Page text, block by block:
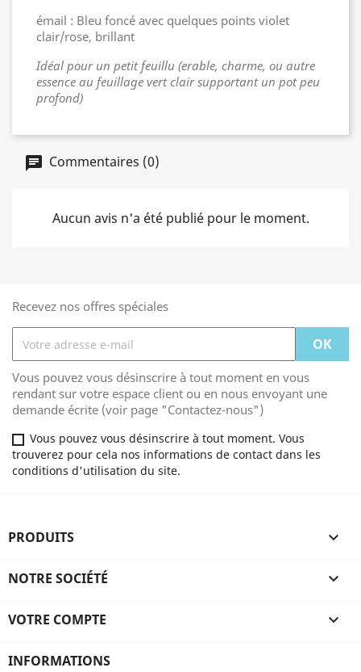
émail : Bleu foncé avec quelques points violet
clair/rose, brillant
Idéal pour un petit feuillu (erable, charme, ou autre
essence au feuillage vert clair supportant un pot peu
profond)
Commentaires (0)
Aucun avis n'a été publié pour le moment.
Recevez nos offres spéciales
Vous pouvez vous désinscrire à tout moment en vous
rendant sur votre espace client ou en nous envoyant une
demande écrite (voir page "Contactez-nous")
Vous pouvez vous désinscrire à tout moment. Vous
trouverez pour cela nos informations de contact dans les
conditions d'utilisation du site.
PRODUITS 
NOTRE SOCIÉTÉ 
VOTRE COMPTE 
INFORMATIONS